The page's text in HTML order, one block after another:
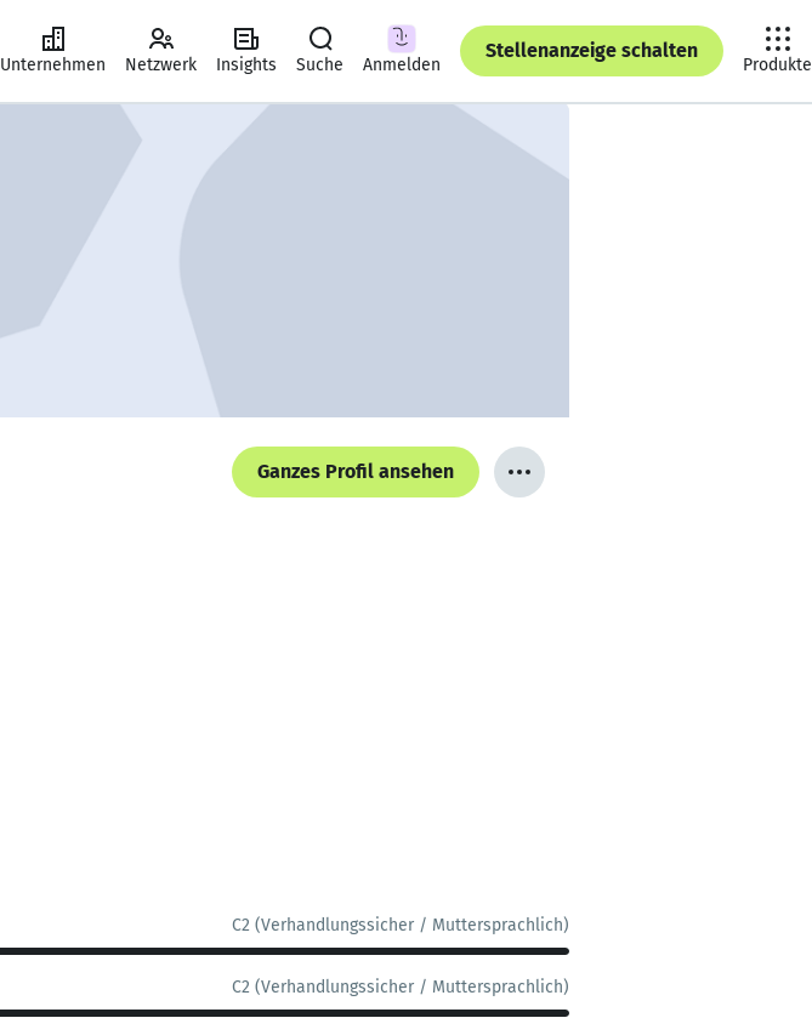
Unternehmen Netzwerk Insights Suche Anmelden
Stellenanzeige schalten
Produkte
Ganzes Profil ansehen
C2 (Verhandlungssicher / Muttersprachlich)
C2 (Verhandlungssicher / Muttersprachlich)